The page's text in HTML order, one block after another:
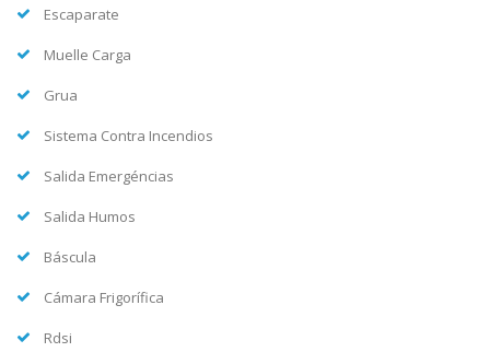
Escaparate
Muelle Carga
Grua
Sistema Contra Incendios
Salida Emergéncias
Salida Humos
Báscula
Cámara Frigorífica
Rdsi